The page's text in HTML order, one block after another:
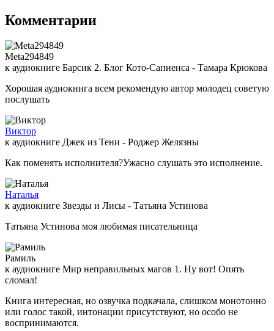
Комментарии
Meta294849
к аудиокниге Барсик 2. Блог Кото-Сапиенса - Тамара Крюкова
Хорошая аудиокнига всем рекомендую автор молодец советую
послушать
Виктор
к аудиокниге Джек из Тени - Роджер Желязны
Как поменять исполнителя?Ужасно слушать это исполнение.
Наталья
к аудиокниге Звезды и Лисы - Татьяна Устинова
Татьяна Устинова моя любимая писательница
Рамиль
к аудиокниге Мир неправильных магов 1. Ну вот! Опять
сломал!
Книга интересная, но озвучка подкачала, слишком монотонно
или голос такой, интонации присутствуют, но особо не
воспринимаются.